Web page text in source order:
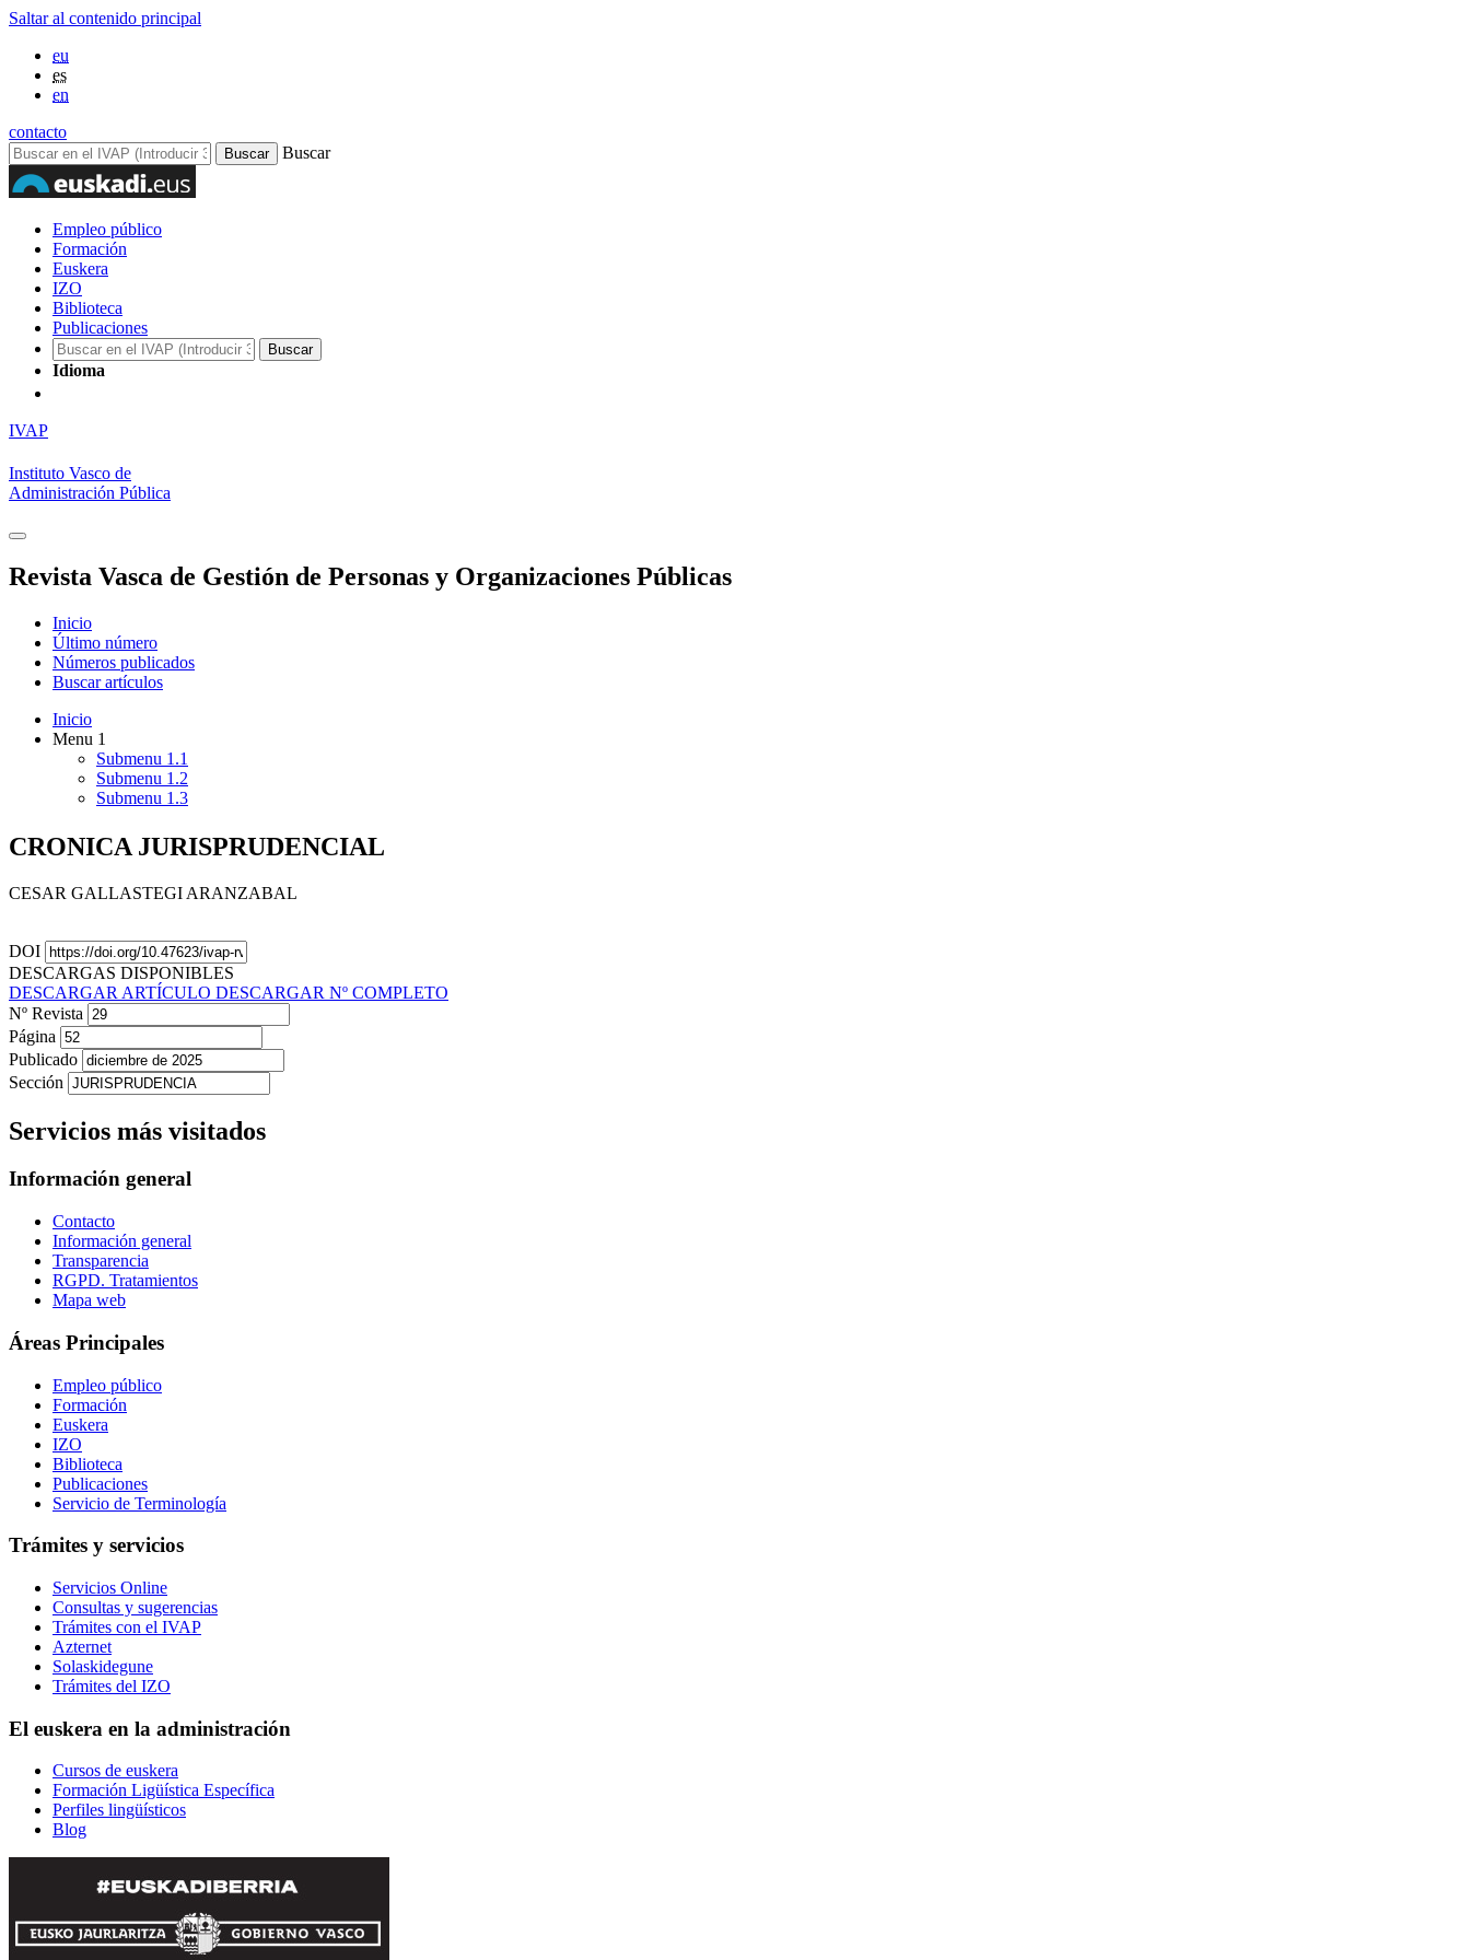
Saltar al contenido principal
eu
es
en
contacto
Buscar
Empleo público
Formación
Euskera
IZO
Biblioteca
Publicaciones
Idioma
IVAP
Instituto Vasco de
Administración Pública
Revista Vasca de Gestión de Personas y Organizaciones Públicas
Inicio
Último número
Números publicados
Buscar artículos
Inicio
Menu 1
Submenu 1.1
Submenu 1.2
Submenu 1.3
CRONICA JURISPRUDENCIAL
CESAR GALLASTEGI ARANZABAL
DOI
DESCARGAS DISPONIBLES
DESCARGAR ARTÍCULO DESCARGAR Nº COMPLETO
Nº Revista
Página
Publicado
Sección
Servicios más visitados
Información general
Contacto
Información general
Transparencia
RGPD. Tratamientos
Mapa web
Áreas Principales
Empleo público
Formación
Euskera
IZO
Biblioteca
Publicaciones
Servicio de Terminología
Trámites y servicios
Servicios Online
Consultas y sugerencias
Trámites con el IVAP
Azternet
Solaskidegune
Trámites del IZO
El euskera en la administración
Cursos de euskera
Formación Ligüística Específica
Perfiles lingüísticos
Blog